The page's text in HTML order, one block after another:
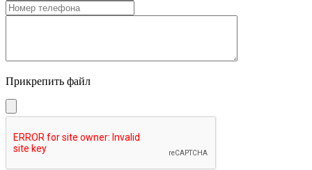
Прикрепить файл